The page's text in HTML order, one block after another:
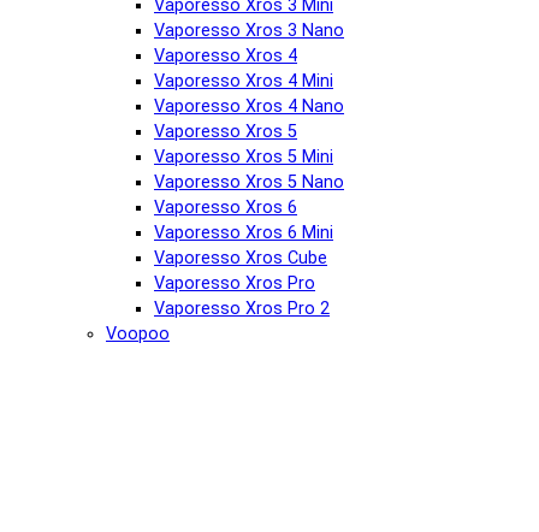
Vaporesso Xros 3 Mini
Vaporesso Xros 3 Nano
Vaporesso Xros 4
Vaporesso Xros 4 Mini
Vaporesso Xros 4 Nano
Vaporesso Xros 5
Vaporesso Xros 5 Mini
Vaporesso Xros 5 Nano
Vaporesso Xros 6
Vaporesso Xros 6 Mini
Vaporesso Xros Cube
Vaporesso Xros Pro
Vaporesso Xros Pro 2
Voopoo